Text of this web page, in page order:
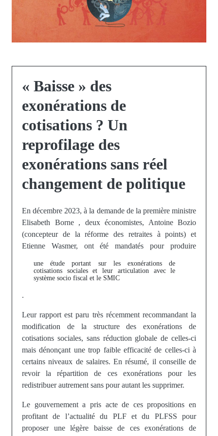
« Baisse » des
exonérations de
cotisations ? Un
reprofilage des
exonérations sans réel
changement de politique
En décembre 2023, à la demande de la première ministre
Elisabeth Borne , deux économistes, Antoine Bozio
(concepteur de la réforme des retraites à points) et
Etienne Wasmer, ont été mandatés pour produire
une étude portant sur les exonérations de
cotisations sociales et leur articulation avec le
système socio fiscal et le SMIC
.
Leur rapport est paru très récemment recommandant la
modification de la structure des exonérations de
cotisations sociales, sans réduction globale de celles-ci
mais dénonçant une trop faible efficacité de celles-ci à
certains niveaux de salaires. En résumé, il conseille de
revoir la répartition de ces exonérations pour les
redistribuer autrement sans pour autant les supprimer.
Le gouvernement a pris acte de ces propositions en
profitant de l’actualité du PLF et du PLFSS pour
proposer une légère baisse de ces exonérations de